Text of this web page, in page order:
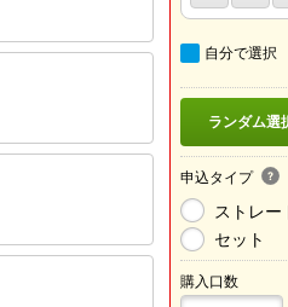
自分で選択
ランダム選
申込タイプ
ストレー
セット
購入口数